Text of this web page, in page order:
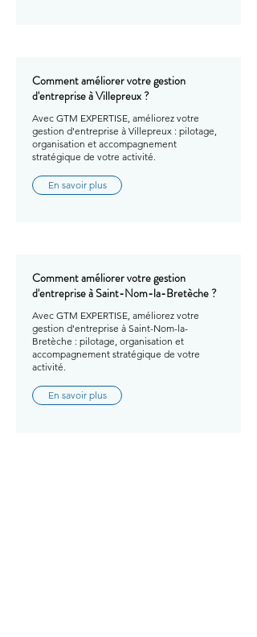
Comment améliorer votre gestion
d'entreprise à Villepreux ?
Avec GTM EXPERTISE, améliorez votre
gestion d'entreprise à Villepreux : pilotage,
organisation et accompagnement
stratégique de votre activité.
En savoir plus
Comment améliorer votre gestion
d'entreprise à Saint-Nom-la-Bretèche ?
Avec GTM EXPERTISE, améliorez votre
gestion d'entreprise à Saint-Nom-la-
Bretèche : pilotage, organisation et
accompagnement stratégique de votre
activité.
En savoir plus